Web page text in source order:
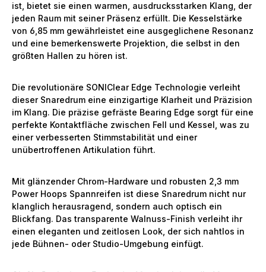
ist, bietet sie einen warmen, ausdrucksstarken Klang, der
jeden Raum mit seiner Präsenz erfüllt. Die Kesselstärke
von 6,85 mm gewährleistet eine ausgeglichene Resonanz
und eine bemerkenswerte Projektion, die selbst in den
größten Hallen zu hören ist.
Die revolutionäre SONIClear Edge Technologie verleiht
dieser Snaredrum eine einzigartige Klarheit und Präzision
im Klang. Die präzise gefräste Bearing Edge sorgt für eine
perfekte Kontaktfläche zwischen Fell und Kessel, was zu
einer verbesserten Stimmstabilität und einer
unübertroffenen Artikulation führt.
Mit glänzender Chrom-Hardware und robusten 2,3 mm
Power Hoops Spannreifen ist diese Snaredrum nicht nur
klanglich herausragend, sondern auch optisch ein
Blickfang. Das transparente Walnuss-Finish verleiht ihr
einen eleganten und zeitlosen Look, der sich nahtlos in
jede Bühnen- oder Studio-Umgebung einfügt.